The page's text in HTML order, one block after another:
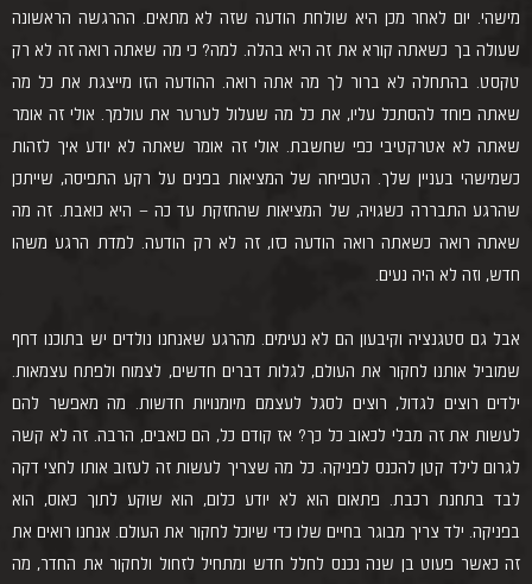
מישהי. יום לאחר מכן היא שולחת הודעה שזה לא מתאים. ההרגשה הראשונה
שעולה בך כשאתה קורא את זה היא בהלה. למה? כי מה שאתה רואה זה לא רק
טקסט. בהתחלה לא ברור לך מה אתה רואה. ההודעה הזו מייצגת את כל מה
שאתה פוחד להסתכל עליו, את כל מה שעלול לערער את עולמך. אולי זה אומר
שאתה לא אטרקטיבי כפי שחשבת. אולי זה אומר שאתה לא יודע איך לזהות
כשמישהי בעניין שלך. הטפיחה של המציאות בפנים על רקע התפיסה, שייתכן
שהרגע התבררה כשגויה, של המציאות שהחזקת עד כה – היא כואבת. זה מה
שאתה רואה כשאתה רואה הודעה כזו, זה לא רק הודעה. למדת הרגע משהו
חדש, וזה לא היה נעים.
אבל גם סטגנציה וקיבעון הם לא נעימים. מהרגע שאנחנו נולדים יש בתוכנו דחף
שמוביל אותנו לחקור את העולם, לגלות דברים חדשים, לצמוח ולפתח עצמאות.
ילדים רוצים לגדול, רוצים לסגל לעצמם מיומנויות חדשות. מה מאפשר להם
לעשות את זה מבלי לכאוב כל כך? אז קודם כל, הם כואבים, הרבה. זה לא קשה
לגרום לילד קטן להכנס לפניקה. כל מה שצריך לעשות זה לעזוב אותו לחצי דקה
לבד בתחנת רכבת. פתאום הוא לא יודע כלום, הוא שוקע לתוך כאוס, הוא
בפניקה. ילד צריך מבוגר בחיים שלו כדי שיוכל לחקור את העולם. אנחנו רואים את
זה כאשר פעוט בן שנה נכנס לחלל חדש ומתחיל לזחול ולחקור את החדר, מה